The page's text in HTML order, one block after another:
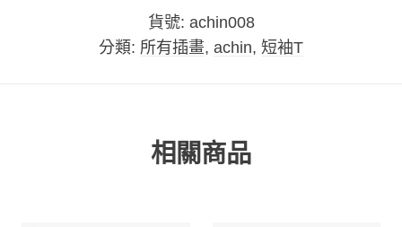
貨號: achin008
分類: 所有插畫, achin, 短袖T
相關商品